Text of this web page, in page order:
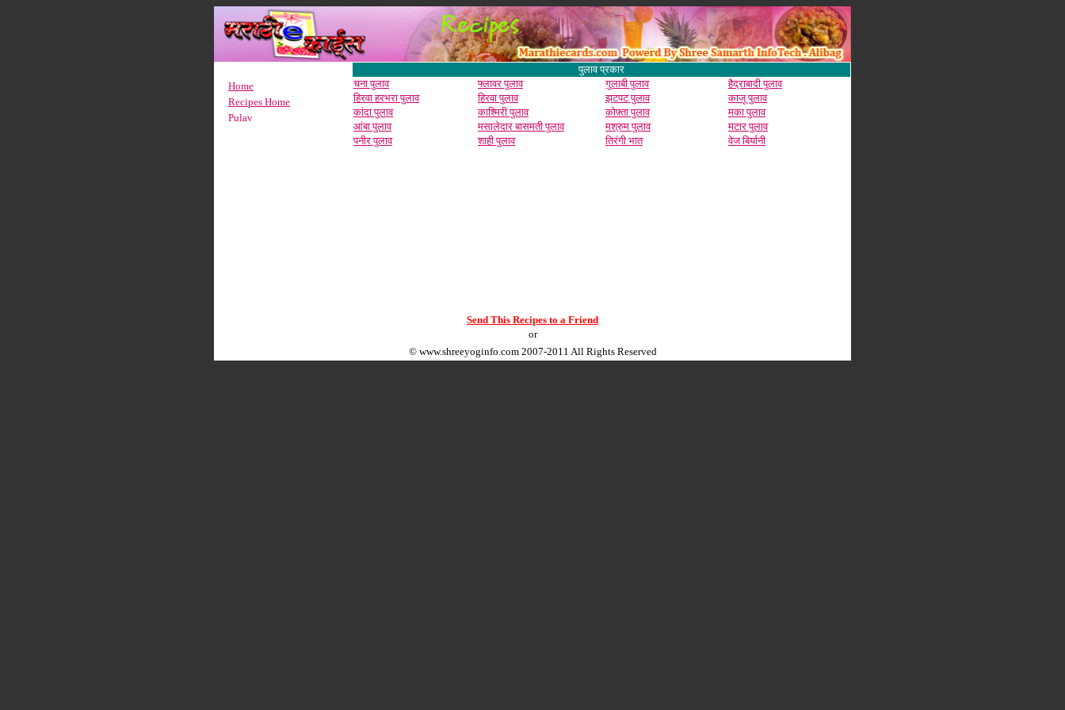
Home
Recipes Home
Pulav
पुलाव प्रकार
चना पुलाव
फ्लावर पुलाव गुलाबी पुलाव
हैद्राबादी पुलाव
हिरवा हरभरा पुलाव
हिरवा पुलाव झटपट पुलाव
काजू पुलाव
कांदा पुलाव
काश्मिरी पुलाव कोफ़्ता पुलाव
मका पुलाव
आंबा पुलाव
मसालेदार बासमती पुलाव मश्रुम पुलाव
मटार पुलाव
पनीर पुलाव
शाही पुलाव तिरंगी भात वेज बिर्यानी
Send This Recipes to a Friend
or
© www.shreeyoginfo.com2007-2011 All Rights Reserved